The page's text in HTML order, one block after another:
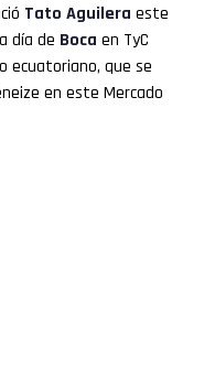
Tato Aguilera este
día de Boca en TyC
ecuatoriano, que se
en este Mercado